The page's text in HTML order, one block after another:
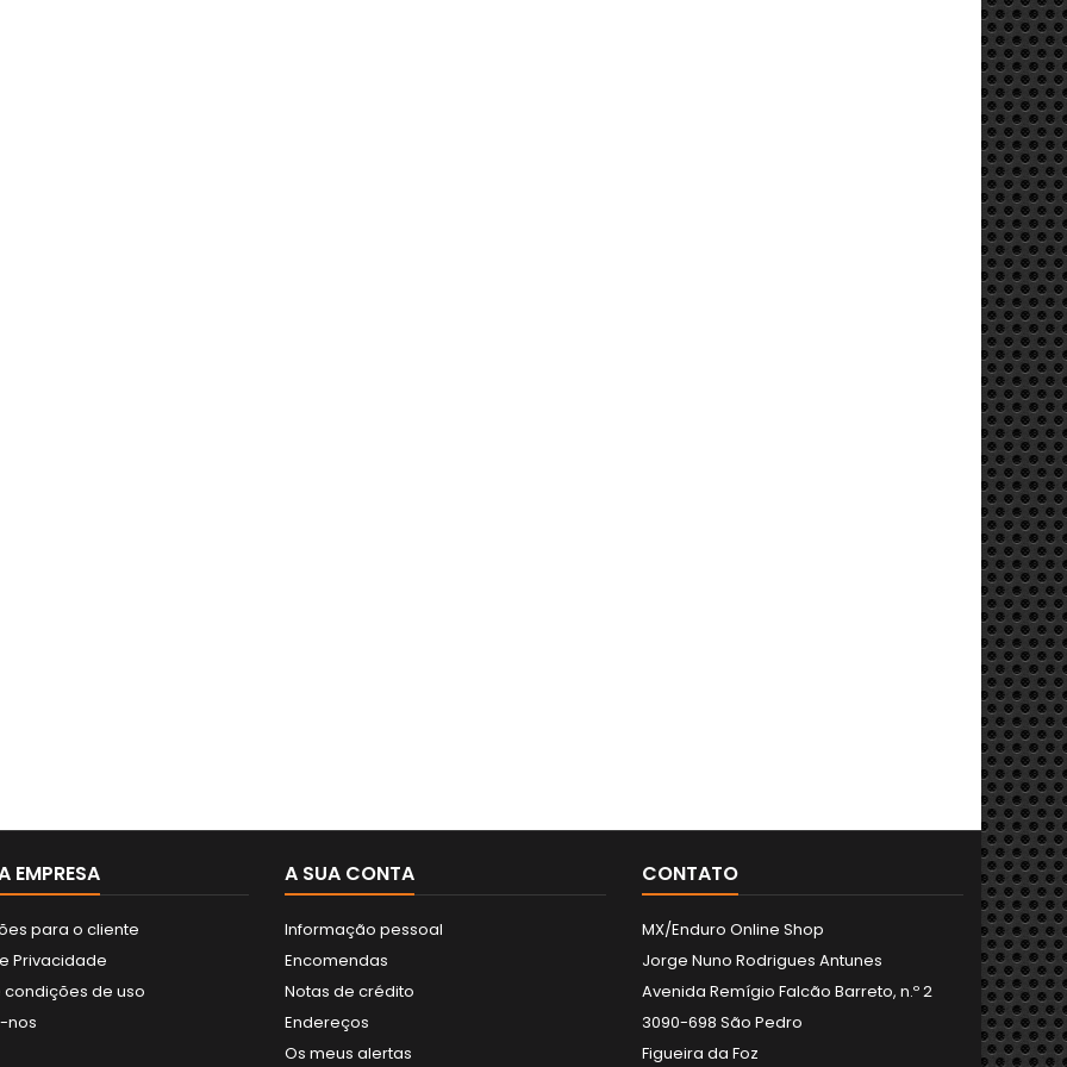
EMPRESA
para o cliente
Privacidade
condições de uso
nos
A SUA CONTA
Informação pessoal
Encomendas
Notas de crédito
Endereços
Os meus alertas
CONTATO
MX/Enduro Online Shop
Jorge Nuno Rodrigues Antunes
Avenida Remígio Falcão Barreto, n.º 2
3090-698 São Pedro
Figueira da Foz